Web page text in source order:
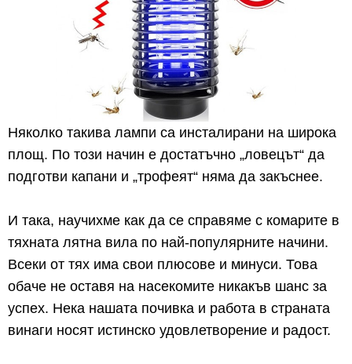
Няколко такива лампи са инсталирани на широка
площ. По този начин е достатъчно „ловецът“ да
подготви капани и „трофеят“ няма да закъснее.
И така, научихме как да се справяме с комарите в
тяхната лятна вила по най-популярните начини.
Всеки от тях има свои плюсове и минуси. Това
обаче не оставя на насекомите никакъв шанс за
успех. Нека нашата почивка и работа в страната
винаги носят истинско удовлетворение и радост.